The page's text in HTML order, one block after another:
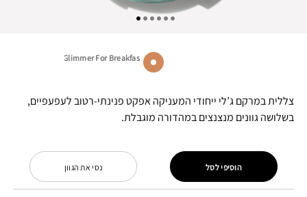
צללית במרקם ג’לי ייחודי המעניקה אפקט פנינתי-רטוב לעפעפיים,
בשלושה גוונים מנצנצים במהדורה מוגבלת.
Glimmer For Breakfas...
נסי את הגוון הוסיפי לסל